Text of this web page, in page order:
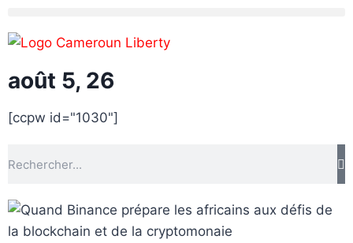
août 5, 26
[ccpw id="1030"]